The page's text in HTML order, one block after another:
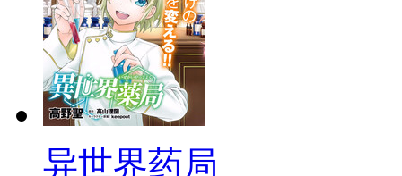
异世界药局